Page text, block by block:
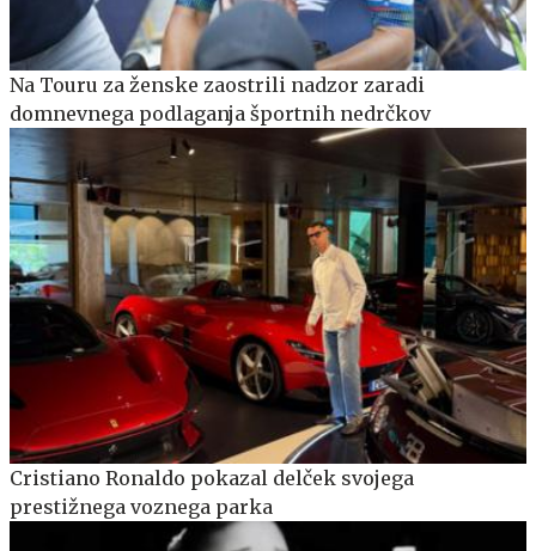
Na Touru za ženske zaostrili nadzor zaradi
domnevnega podlaganja športnih nedrčkov
Cristiano Ronaldo pokazal delček svojega
prestižnega voznega parka